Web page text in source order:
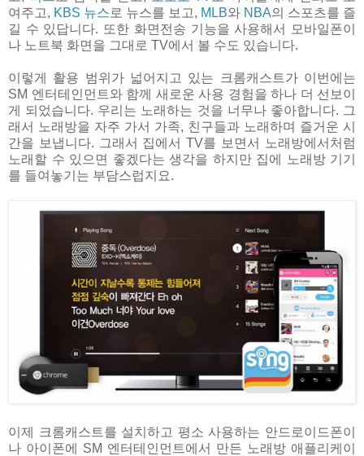
여주고, KBS 뉴스 로 뉴스를 보고, MLB와 NBA의 스포츠를 즐
길 수 있답니다. 또한 화면전송 기능을 사용해서 모바일폰이
나 노트북 화면을 그대로 TV에서 볼 수도 있습니다.
이렇게 활용 범위가 넓어지고 있는 크롬캐스트가 이번에는
SM 엔터테인먼트와 함께 새로운 사용 경험을 하나 더 선보이
게 되었습니다. 우리는 노래하는 것을 너무나 좋아합니다. 그
래서 노래방을 자주 가서 가족, 친구들과 노래하며 즐거운 시
간을 보냅니다. 그래서 집에서 TV를 보면서 노래방에서처럼
노래할 수 있으면 좋겠다는 생각을 하지만 집에 노래방 기기
를 들여놓기는 부담스럽지요.
이제 크롬캐스트를 설치하고 평소 사용하는 안드로이드폰이
나 아이폰에 SM 엔터테인먼트에서 만든 노래방 애플리케이